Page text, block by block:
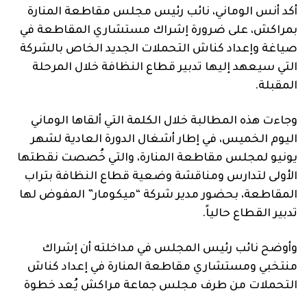
أكد أنس الوماني، نائب رئيس مجلس مقاطعة المنارة
بمراكش، على ضرورة إشراك مستشاري المقاطعة في
صياغة وإعداد كناش التحملات الجديد الخاص بالشركة
التي سيعهد إليها تدبير قطاع النظافة خلال المرحلة
المقبلة.
وجاءت هذه المطالبة خلال الكلمة التي ألقاها الوماني
اليوم الخميس، في إطار أشغال الدورة العادية لشهر
يونيو لمجلس مقاطعة المنارة، والتي خُصصت نقطتها
الأولى لتدارس ومناقشة وضعية قطاع النظافة بتراب
المقاطعة، بحضور مدير شركة “ميكومار” المفوض لها
تدبير القطاع حالياً.
وأوضح نائب رئيس المجلس في مداخلته أن إشراك
منتخبي ومستشاري مقاطعة المنارة في إعداد كناش
التحملات من طرف مجلس جماعة مراكش يُعد خطوة